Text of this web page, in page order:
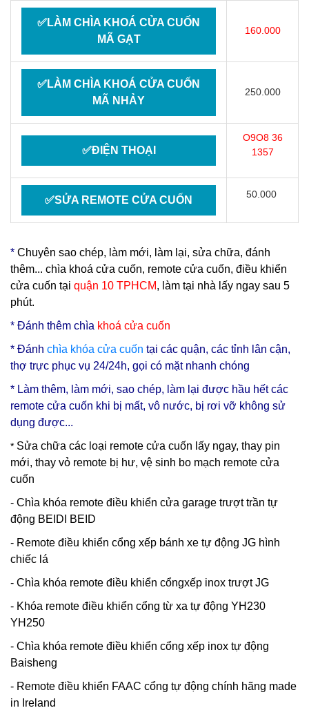
✅LÀM CHÌA KHOÁ CỬA CUỐN
MÃ GẠT
160.000
✅LÀM CHÌA KHOÁ CỬA CUỐN
MÃ NHẢY
250.000
✅ĐIỆN THOẠI
O9O8 36
1357
✅SỬA REMOTE CỬA CUỐN 50.000
* Chuyên sao chép, làm mới, làm lại, sửa chữa, đánh
thêm... chìa khoá cửa cuốn, remote cửa cuốn, điều khiển
cửa cuốn tại quận 10 TPHCM, làm tại nhà lấy ngay sau 5
phút.
* Đánh thêm chìa khoá cửa cuốn
* Đánh chìa khóa cửa cuốn tại các quận, các tỉnh lân cận,
thợ trực phục vụ 24/24h, gọi có mặt nhanh chóng
* Làm thêm, làm mới, sao chép, làm lại được hầu hết các
remote cửa cuốn khi bị mất, vô nước, bị rơi vỡ không sử
dụng được...
* Sửa chữa các loại remote cửa cuốn lấy ngay, thay pin
mới, thay vỏ remote bị hư, vệ sinh bo mạch remote cửa
cuốn
- Chìa khóa remote điều khiển cửa garage trượt trần tự
động BEIDI BEID
- Remote điều khiển cổng xếp bánh xe tự động JG hình
chiếc lá
- Chìa khóa remote điều khiển cổngxếp inox trượt JG
- Khóa remote điều khiển cổng từ xa tự động YH230
YH250
- Chìa khóa remote điều khiển cổng xếp inox tự động
Baisheng
- Remote điều khiển FAAC cổng tự động chính hãng made
in Ireland